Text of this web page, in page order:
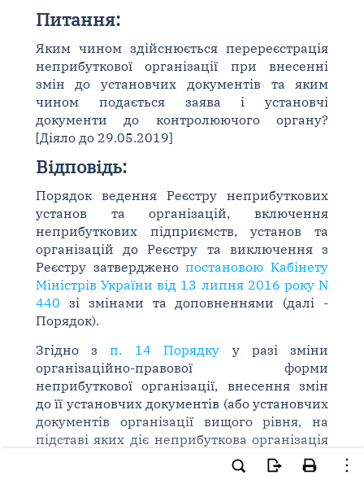
Питання:
Яким чином здійснюється перереєстрація
неприбуткової організації при внесенні
змін до установчих документів та яким
чином подається заява і установчі
документи до контролюючого органу?
[Діяло до 29.05.2019]
Відповідь:
Порядок ведення Реєстру неприбуткових
установ та організацій, включення
неприбуткових підприємств, установ та
організацій до Реєстру та виключення з
Реєстру затвердженопостановою Кабінету
Міністрів України від 13 липня 2016 року N
440 зі змінами та доповненнями (далі -
Порядок).
Згідно зп. 14 Порядку у разі зміни
організаційно-правової форми
неприбуткової організації, внесення змін
до її установчих документів (або установчих
документів організації вищого рівня, на
підставі яких діє неприбуткова організація
відповідно до закону) до контролюючого
органу подається реєстраційна заява з